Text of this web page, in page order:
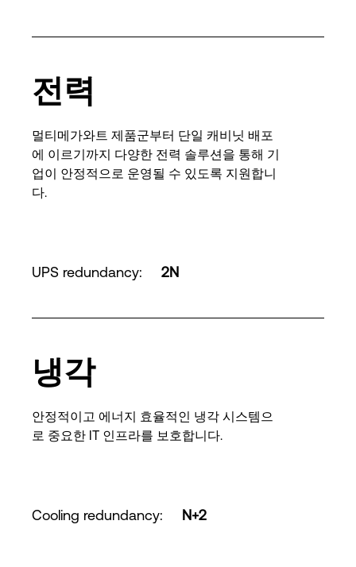
전력
멀티메가와트 제품군부터 단일 캐비닛 배포
에 이르기까지 다양한 전력 솔루션을 통해 기
업이 안정적으로 운영될 수 있도록 지원합니
다.
UPS redundancy: 2N
냉각
안정적이고 에너지 효율적인 냉각 시스템으
로 중요한 IT 인프라를 보호합니다.
Cooling redundancy: N+2